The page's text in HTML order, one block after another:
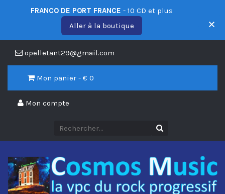
opelletant29@gmail.com
Mon panier - € 0
Mon compte
FRANCO DE PORT FRANCE - 10 CD et plus
Aller à la boutique